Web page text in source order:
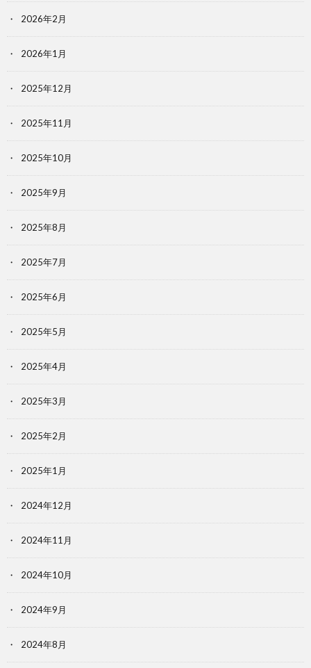
2026年2月
2026年1月
2025年12月
2025年11月
2025年10月
2025年9月
2025年8月
2025年7月
2025年6月
2025年5月
2025年4月
2025年3月
2025年2月
2025年1月
2024年12月
2024年11月
2024年10月
2024年9月
2024年8月